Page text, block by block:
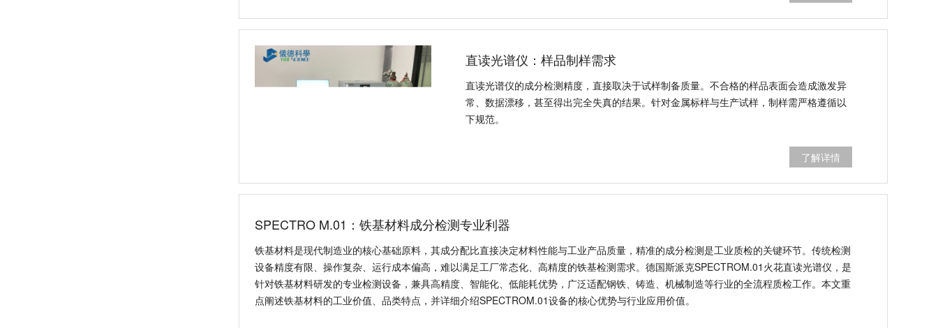
直读光谱仪：样品制样需求
直读光谱仪的成分检测精度，直接取决于试样制备质量。不合格的样品表面会造成激发异
常、数据漂移，甚至得出完全失真的结果。针对金属标样与生产试样，制样需严格遵循以
下规范。
了解详情
SPECTRO M.01：铁基材料成分检测专业利器
铁基材料是现代制造业的核心基础原料，其成分配比直接决定材料性能与工业产品质量，
精准的成分检测是工业质检的关键环节。传统检测设备精度有限、操作复杂、运行成本偏
高，难以满足工厂常态化、高精度的铁基检测需求。德国斯派克SPECTROM.01火花直读
光谱仪，是针对铁基材料研发的专业检测设备，兼具高精度、智能化、低能耗优势，广泛